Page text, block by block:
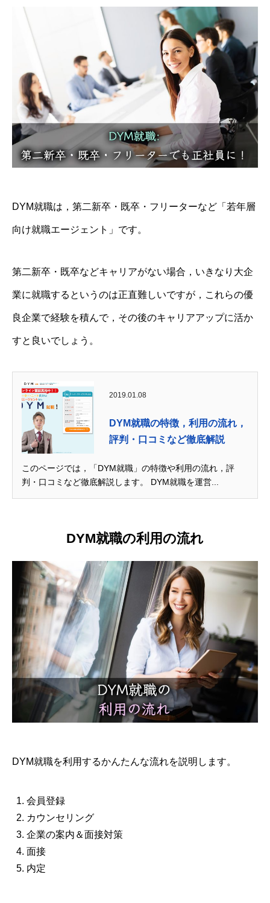
DYM就職は，第二新卒・既卒・フリーターなど「若年層
向け就職エージェント」です。
第二新卒・既卒などキャリアがない場合，いきなり大企
業に就職するというのは正直難しいですが，これらの優
良企業で経験を積んで，その後のキャリアアップに活か
すと良いでしょう。
2019.01.08
DYM就職の特徴，利用の流れ，
評判・口コミなど徹底解説
このページでは，「DYM就職」の特徴や利用の流れ，評
判・口コミなど徹底解説します。 DYM就職を運営...
DYM就職の利用の流れ
DYM就職を利用するかんたんな流れを説明します。
会員登録
カウンセリング
企業の案内＆面接対策
面接
内定